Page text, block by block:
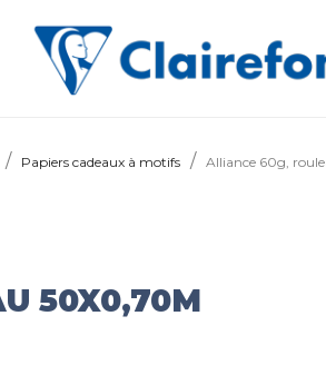
Papiers cadeaux à motifs Alliance 60g,
50X0,70M